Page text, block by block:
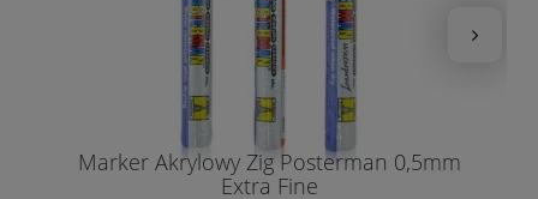
Marker Akrylowy Zig Posterman 0,5mm
Extra Fine